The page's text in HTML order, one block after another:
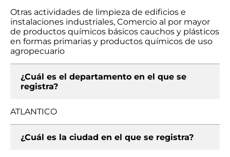
Otras actividades de limpieza de edificios e
instalaciones industriales, Comercio al por mayor
de productos químicos básicos cauchos y plásticos
en formas primarias y productos químicos de uso
agropecuario
¿Cuál es el departamento en el que se
registra?
ATLANTICO
¿Cuál es la ciudad en el que se registra?